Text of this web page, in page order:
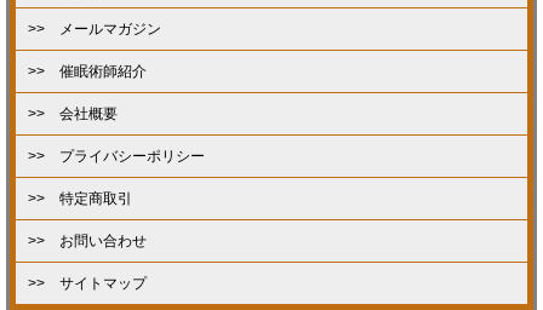
>> メールマガジン
>> 催眠術師紹介
>> 会社概要
>> プライバシーポリシー
>> 特定商取引
>> お問い合わせ
>> サイトマップ